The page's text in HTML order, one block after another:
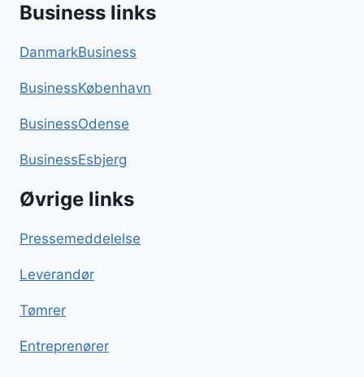
Business links
DanmarkBusiness
BusinessKøbenhavn
BusinessOdense
BusinessEsbjerg
Øvrige links
Pressemeddelelse
Leverandør
Tømrer
Entreprenører